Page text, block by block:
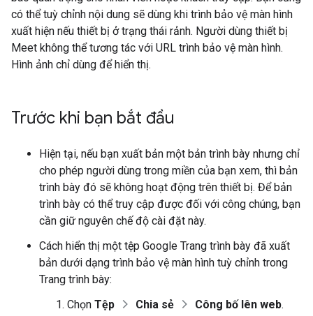
có thể tuỳ chỉnh nội dung sẽ dùng khi trình bảo vệ màn hình
xuất hiện nếu thiết bị ở trạng thái rảnh. Người dùng thiết bị
Meet không thể tương tác với URL trình bảo vệ màn hình.
Hình ảnh chỉ dùng để hiển thị.
Trước khi bạn bắt đầu
Hiện tại, nếu bạn xuất bản một bản trình bày nhưng chỉ
cho phép người dùng trong miền của bạn xem, thì bản
trình bày đó sẽ không hoạt động trên thiết bị. Để bản
trình bày có thể truy cập được đối với công chúng, bạn
cần giữ nguyên chế độ cài đặt này.
Cách hiển thị một tệp Google Trang trình bày đã xuất
bản dưới dạng trình bảo vệ màn hình tuỳ chỉnh trong
Trang trình bày:
Chọn Tệp Chia sẻ Công bố lên web.